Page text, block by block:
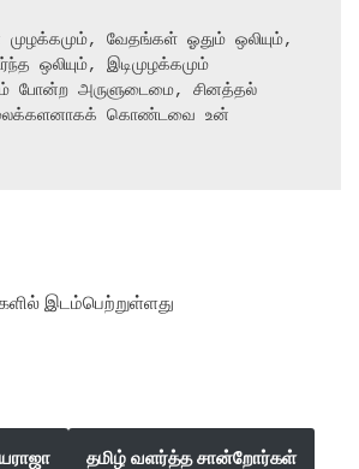
முழக்கமும், வேதங்கள் ஓதும் ஒலியும்,
ஒலியும், இடிமுழக்கமும்
போன்ற அருளுடைமை, சினத்தல்
கொண்டவை உன்
இடம்பெற்றுள்ளது
தமிழ் வளர்த்த சான்றோர்கள்